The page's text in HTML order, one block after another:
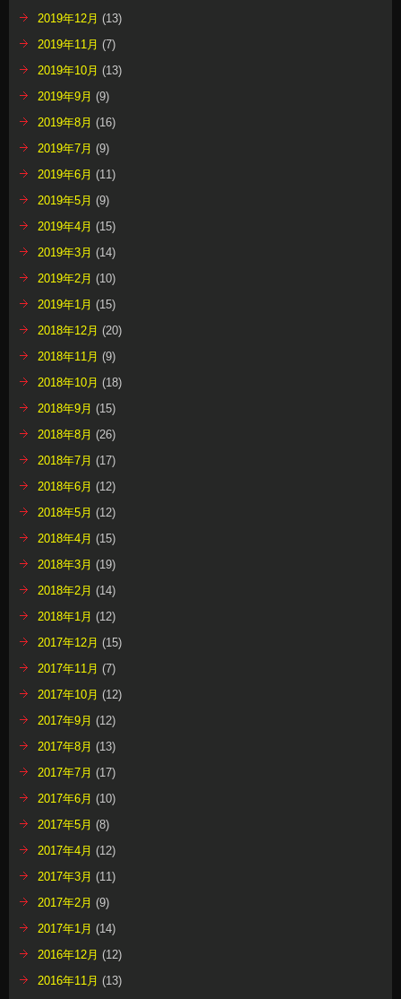
2019年12月 (13)
2019年11月 (7)
2019年10月 (13)
2019年9月 (9)
2019年8月 (16)
2019年7月 (9)
2019年6月 (11)
2019年5月 (9)
2019年4月 (15)
2019年3月 (14)
2019年2月 (10)
2019年1月 (15)
2018年12月 (20)
2018年11月 (9)
2018年10月 (18)
2018年9月 (15)
2018年8月 (26)
2018年7月 (17)
2018年6月 (12)
2018年5月 (12)
2018年4月 (15)
2018年3月 (19)
2018年2月 (14)
2018年1月 (12)
2017年12月 (15)
2017年11月 (7)
2017年10月 (12)
2017年9月 (12)
2017年8月 (13)
2017年7月 (17)
2017年6月 (10)
2017年5月 (8)
2017年4月 (12)
2017年3月 (11)
2017年2月 (9)
2017年1月 (14)
2016年12月 (12)
2016年11月 (13)